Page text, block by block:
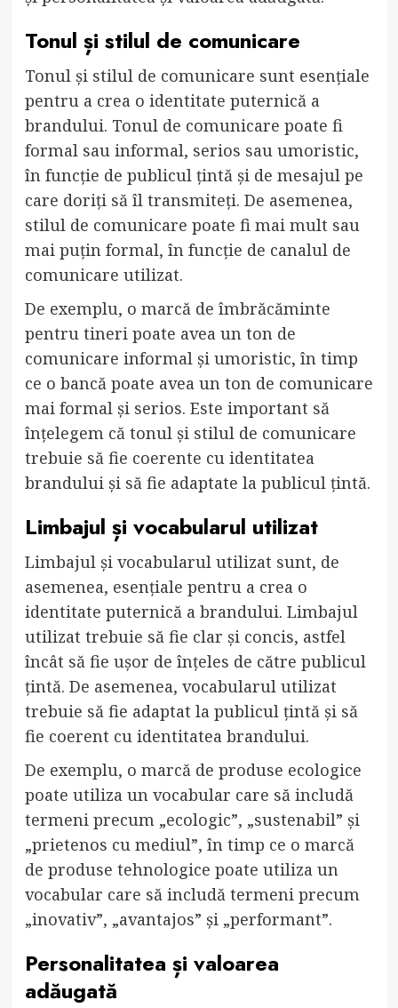
Tonul și stilul de comunicare
Tonul și stilul de comunicare sunt esențiale
pentru a crea o identitate puternică a
brandului. Tonul de comunicare poate fi
formal sau informal, serios sau umoristic,
în funcție de publicul țintă și de mesajul pe
care doriți să îl transmiteți. De asemenea,
stilul de comunicare poate fi mai mult sau
mai puțin formal, în funcție de canalul de
comunicare utilizat.
De exemplu, o marcă de îmbrăcăminte
pentru tineri poate avea un ton de
comunicare informal și umoristic, în timp
ce o bancă poate avea un ton de comunicare
mai formal și serios. Este important să
înțelegem că tonul și stilul de comunicare
trebuie să fie coerente cu identitatea
brandului și să fie adaptate la publicul țintă.
Limbajul și vocabularul utilizat
Limbajul și vocabularul utilizat sunt, de
asemenea, esențiale pentru a crea o
identitate puternică a brandului. Limbajul
utilizat trebuie să fie clar și concis, astfel
încât să fie ușor de înțeles de către publicul
țintă. De asemenea, vocabularul utilizat
trebuie să fie adaptat la publicul țintă și să
fie coerent cu identitatea brandului.
De exemplu, o marcă de produse ecologice
poate utiliza un vocabular care să includă
termeni precum „ecologic”, „sustenabil” și
„prietenos cu mediul”, în timp ce o marcă
de produse tehnologice poate utiliza un
vocabular care să includă termeni precum
„inovativ”, „avantajos” și „performant”.
Personalitatea și valoarea
adăugată